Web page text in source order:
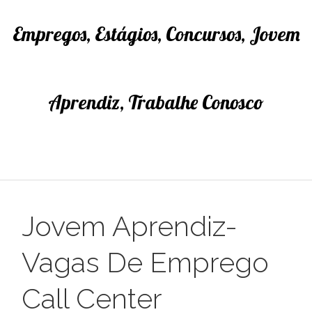
Empregos, Estágios, Concursos, Jovem
Aprendiz, Trabalhe Conosco
Jovem Aprendiz-
Vagas De Emprego
Call Center